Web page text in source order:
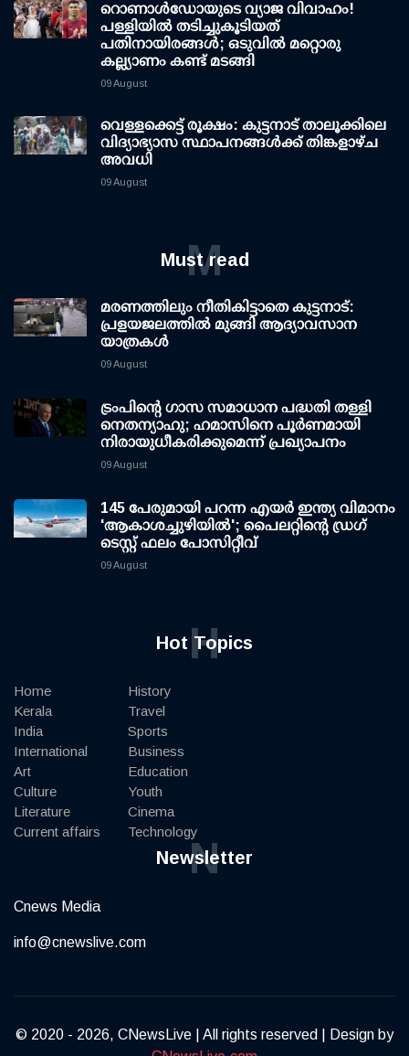
റൊണാള്‍ഡോയുടെ വ്യാജ വിവാഹം!
പള്ളിയില്‍ തടിച്ചുകൂടിയത്
പതിനായിരങ്ങള്‍; ഒടുവില്‍ മറ്റൊരു
കല്ല്യാണം കണ്ട് മടങ്ങി
09 August
വെള്ളക്കെട്ട് രൂക്ഷം: കുട്ടനാട് താലൂക്കിലെ
വിദ്യാഭ്യാസ സ്ഥാപനങ്ങള്‍ക്ക് തിങ്കളാഴ്ച
അവധി
09 August
Must read
M
മരണത്തിലും നീതികിട്ടാതെ കുട്ടനാട്:
പ്രളയജലത്തില്‍ മുങ്ങി ആദ്യാവസാന
യാത്രകള്‍
09 August
ട്രംപിന്റെ ഗാസ സമാധാന പദ്ധതി തള്ളി
നെതന്യാഹു; ഹമാസിനെ പൂര്‍ണമായി
നിരായുധീകരിക്കുമെന്ന് പ്രഖ്യാപനം
09 August
145 പേരുമായി പറന്ന എയര്‍ ഇന്ത്യ വിമാനം
'ആകാശച്ചുഴിയില്‍'; പൈലറ്റിന്റെ ഡ്രഗ്
ടെസ്റ്റ് ഫലം പോസിറ്റീവ്
09 August
Hot Topics
H
Home
Kerala
India
International
Art
Culture
Literature
Current affairs
History
Travel
Sports
Business
Education
Youth
Cinema
Technology
Newsletter
N
Cnews Media
info@cnewslive.com
© 2020 - 2026, CNewsLive | All rights reserved | Design by